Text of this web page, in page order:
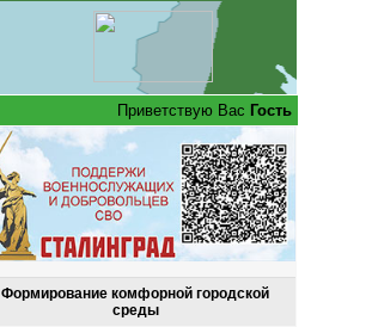
Приветствую Вас Гость
Формирование комфорной городской
среды